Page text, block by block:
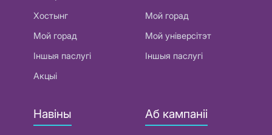
Хостынг
Мой горад
Іншыя паслугі
Акцыі
Мой горад
Мой універсітэт
Іншыя паслугі
Навіны Аб кампаніі